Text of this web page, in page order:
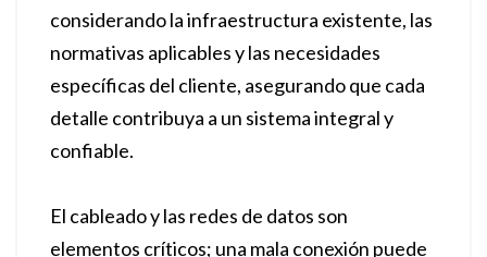
considerando la infraestructura existente, las
normativas aplicables y las necesidades
específicas del cliente, asegurando que cada
detalle contribuya a un sistema integral y
confiable.
El cableado y las redes de datos son
elementos críticos; una mala conexión puede